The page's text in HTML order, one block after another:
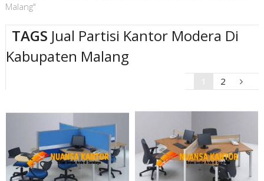
Malang"
TAGS Jual Partisi Kantor Modera Di
Kabupaten Malang
2